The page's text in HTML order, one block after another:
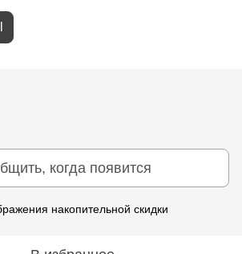
когда появится
накопительной скидки